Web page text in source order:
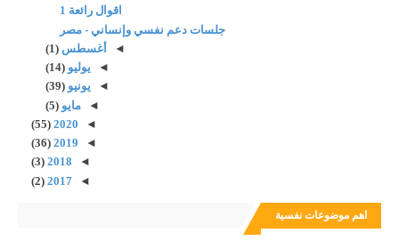
اقوال رائعة 1
جلسات دعم نفسي وإنساني - مصر
◄
أغسطس(1)
◄ يوليو(14)
◄ يونيو(39)
◄مايو(5)
◄
2020
(55)
◄
2019
(36)
◄
2018
(3)
◄
2017
(2)
اهم موضوعات نفسية